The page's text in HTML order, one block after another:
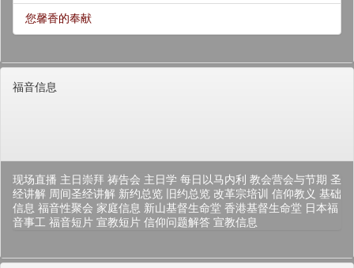
您馨香的奉献
福音信息
现场直播 主日崇拜 祷告会 主日学 每日以马内利 教会营会与节期 圣
经讲解 周间圣经讲解 新约总览 旧约总览 改革宗培训 信仰教义 基础
信息 福音性聚会 家庭信息 新山基督生命堂 香港基督生命堂 日本福
音事工 福音短片 宣教短片 信仰问题解答 宣教信息